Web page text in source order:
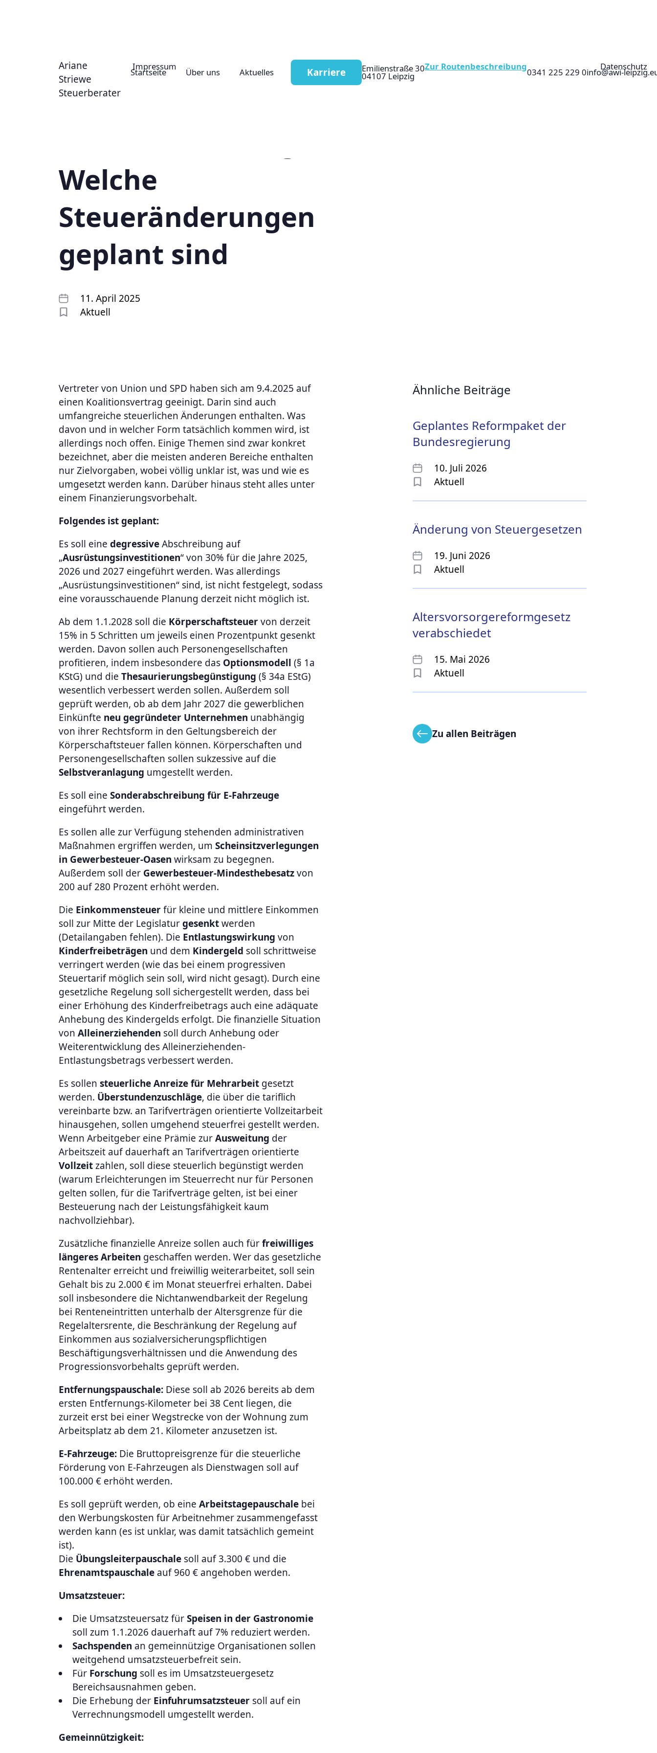
Ariane
Striewe
Steuerberater
Startseite Über uns Aktuelles Karriere Emilienstraße 30
04107 Leipzig
Zur Routenbeschreibung
0341 225 229 0info@awi-
Impressum Datenschutz
Welche
Steueränderungen
geplant sind
11. April 2025
Aktuell
Vertreter von Union und SPD haben sich am 9.4.2025 auf
einen Koalitionsvertrag geeinigt. Darin sind auch
umfangreiche steuerlichen Änderungen enthalten. Was
davon und in welcher Form tatsächlich kommen wird, ist
allerdings noch offen. Einige Themen sind zwar konkret
bezeichnet, aber die meisten anderen Bereiche enthalten
nur Zielvorgaben, wobei völlig unklar ist, was und wie es
umgesetzt werden kann. Darüber hinaus steht alles unter
einem Finanzierungsvorbehalt.
Folgendes ist geplant:
Es soll eine degressiveAbschreibung auf
„Ausrüstungsinvestitionen“ von 30% für die Jahre 2025,
2026 und 2027 eingeführt werden. Was allerdings
„Ausrüstungsinvestitionen“ sind, ist nicht festgelegt, sodass
eine vorausschauende Planung derzeit nicht möglich ist.
Ab dem 1.1.2028 soll die Körperschaftsteuervon derzeit
15% in 5 Schritten um jeweils einen Prozentpunkt gesenkt
werden. Davon sollen auch Personengesellschaften
profitieren, indem insbesondere das Optionsmodell (§ 1a
KStG) und die Thesaurierungsbegünstigung (§ 34a EStG)
wesentlich verbessert werden sollen. Außerdem soll
geprüft werden, ob ab dem Jahr 2027 die gewerblichen
Einkünfte neu gegründeter Unternehmen unabhängig
von ihrer Rechtsform in den Geltungsbereich der
Körperschaftsteuer fallen können. Körperschaften und
Personengesellschaften sollen sukzessive auf die
Selbstveranlagung umgestellt werden.
Es soll eine Sonderabschreibung für E-Fahrzeuge
eingeführt werden.
Es sollen alle zur Verfügung stehenden administrativen
Maßnahmen ergriffen werden, um Scheinsitzverlegungen
in Gewerbesteuer-Oasen wirksam zu begegnen.
Außerdem soll der Gewerbesteuer-Mindesthebesatzvon
200 auf 280 Prozent erhöht werden.
Die Einkommensteuerfür kleine und mittlere Einkommen
soll zur Mitte der Legislaturgesenktwerden
(Detailangaben fehlen). Die Entlastungswirkung von
Kinderfreibeträgen und dem Kindergeld soll schrittweise
verringert werden (wie das bei einem progressiven
Steuertarif möglich sein soll, wird nicht gesagt). Durch eine
gesetzliche Regelung soll sichergestellt werden, dass bei
einer Erhöhung des Kinderfreibetrags auch eine adäquate
Anhebung des Kindergelds erfolgt. Die finanzielle Situation
von Alleinerziehenden soll durch Anhebung oder
Weiterentwicklung des Alleinerziehenden-
Entlastungsbetrags verbessert werden.
Es sollen steuerliche Anreize für Mehrarbeit gesetzt
werden. Überstundenzuschläge, die über die tariflich
vereinbarte bzw. an Tarifverträgen orientierte Vollzeitarbeit
hinausgehen, sollen umgehend steuerfrei gestellt werden.
Wenn Arbeitgeber eine Prämie zurAusweitung der
Arbeitszeit auf dauerhaft an Tarifverträgen orientierte
Vollzeitzahlen, soll diese steuerlich begünstigt werden
(warum Erleichterungen im Steuerrecht nur für Personen
gelten sollen, für die Tarifverträge gelten, ist bei einer
Besteuerung nach der Leistungsfähigkeit kaum
nachvollziehbar).
Zusätzliche finanzielle Anreize sollen auch fürfreiwilliges
längeres Arbeiten geschaffen werden. Wer das gesetzliche
Rentenalter erreicht und freiwillig weiterarbeitet, soll sein
Gehalt bis zu 2.000 € im Monat steuerfrei erhalten. Dabei
soll insbesondere die Nichtanwendbarkeit der Regelung
bei Renteneintritten unterhalb der Altersgrenze für die
Regelaltersrente, die Beschränkung der Regelung auf
Einkommen aus sozialversicherungspflichtigen
Beschäftigungsverhältnissen und die Anwendung des
Progressionsvorbehalts geprüft werden.
Entfernungspauschale: Diese soll ab 2026 bereits ab dem
ersten Entfernungs-Kilometer bei 38 Cent liegen, die
zurzeit erst bei einer Wegstrecke von der Wohnung zum
Arbeitsplatz ab dem 21. Kilometer anzusetzen ist.
E-Fahrzeuge: Die Bruttopreisgrenze für die steuerliche
Förderung von E-Fahrzeugen als Dienstwagen soll auf
100.000 € erhöht werden.
Es soll geprüft werden, ob eine Arbeitstagepauschale bei
den Werbungskosten für Arbeitnehmer zusammengefasst
werden kann (es ist unklar, was damit tatsächlich gemeint
ist).
Die Übungsleiterpauschale soll auf 3.300 € und die
Ehrenamtspauschale auf 960 € angehoben werden.
Umsatzsteuer:
Die Umsatzsteuersatz fürSpeisen in der Gastronomie
soll zum 1.1.2026 dauerhaft auf 7% reduziert werden.
Sachspenden an gemeinnützige Organisationen sollen
weitgehend umsatzsteuerbefreit sein.
Für Forschung soll es im Umsatzsteuergesetz
Bereichsausnahmen geben.
Die Erhebung der Einfuhrumsatzsteuer soll auf ein
Verrechnungsmodell umgestellt werden.
Gemeinnützigkeit:
Ähnliche Beiträge
Geplantes Reformpaket der
Bundesregierung
10. Juli 2026
Aktuell
Änderung von Steuergesetzen
19. Juni 2026
Aktuell
Altersvorsorgereformgesetz
verabschiedet
15. Mai 2026
Aktuell
Zu allen Beiträgen